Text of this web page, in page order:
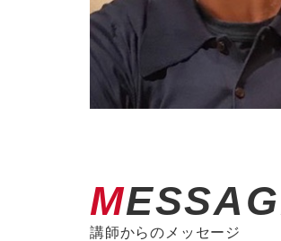
講師からのメッセージ